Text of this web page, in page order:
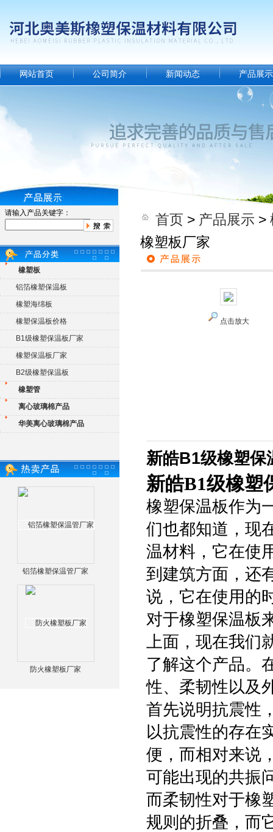
网站首页 公司简介 新闻动态 产品展示
请输入产品关键字：
橡塑板
铝箔橡塑保温板
橡塑海绵板
橡塑保温板价格
B1级橡塑保温板厂家
橡塑保温板厂家
B2级橡塑保温板
橡塑管
离心玻璃棉产品
华美离心玻璃棉产品
铝箔橡塑保温管厂家
防火橡塑板厂家
首页 > 产品展示 >
橡塑板厂家
点击放大
新皓B1级橡塑保
新皓B1级橡塑
橡塑保温板作为
们也都知道，现
温材料，它在使
到建筑方面，还
说，它在使用的
对于橡塑保温板
上面，现在我们
了解这个产品。
性、柔韧性以及
首先说明抗震性
以抗震性的存在
便，而相对来说
可能出现的共振
而柔韧性对于橡
规则的折叠，而